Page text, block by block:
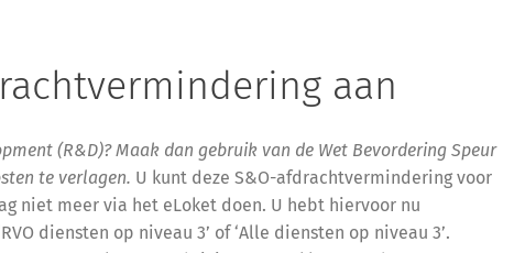
aan
(R&D)? Maak dan gebruik van de Wet Bevordering Speur
te verlagen. U kunt deze S&O-afdrachtvermindering voor
niet meer via het eLoket doen. U hebt hiervoor nu
diensten op niveau 3’ of ‘Alle diensten op niveau 3’.